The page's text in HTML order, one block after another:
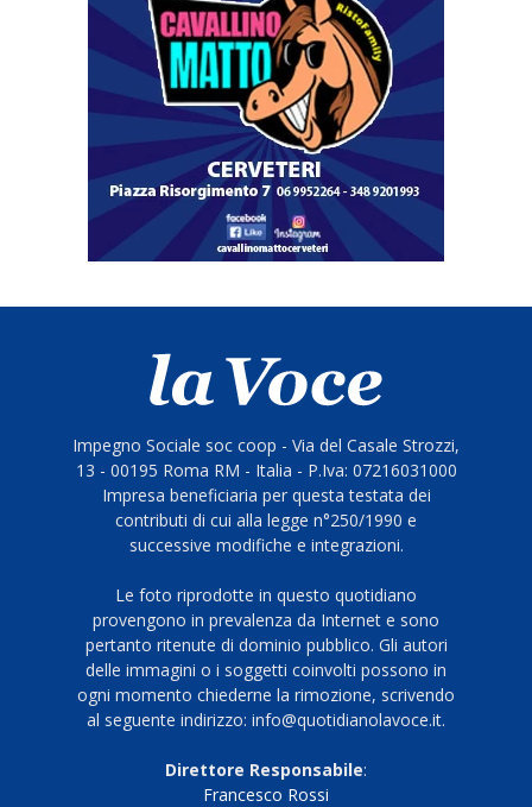
Impegno Sociale soc coop - Via del Casale Strozzi,
13 - 00195 Roma RM - Italia - P.Iva: 07216031000
Impresa beneficiaria per questa testata dei
contributi di cui alla legge n°250/1990 e
successive modifiche e integrazioni.
Le foto riprodotte in questo quotidiano
provengono in prevalenza da Internet e sono
pertanto ritenute di dominio pubblico. Gli autori
delle immagini o i soggetti coinvolti possono in
ogni momento chiederne la rimozione, scrivendo
al seguente indirizzo: info@quotidianolavoce.it.
Direttore Responsabile:
Francesco Rossi